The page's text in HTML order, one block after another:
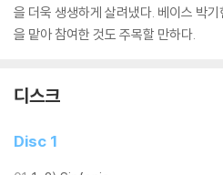
을 더욱 생생하게 살려냈다. 베이스 박
을 맡아 참여한 것도 주목할 만하다.
디스크
Disc 1